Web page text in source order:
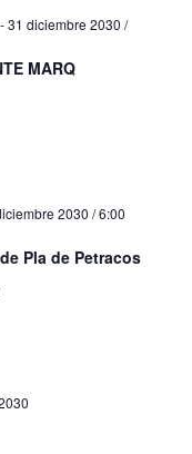
31 diciembre 2030 /
MARQ
2030 / 6:00
Pla de Petracos